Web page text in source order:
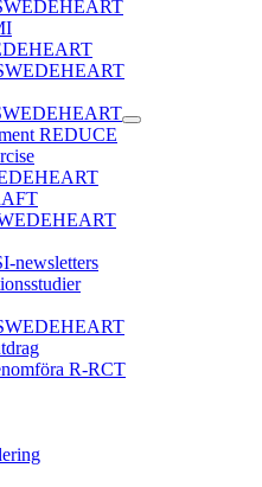
REDUCE
newsletters
R-RCT